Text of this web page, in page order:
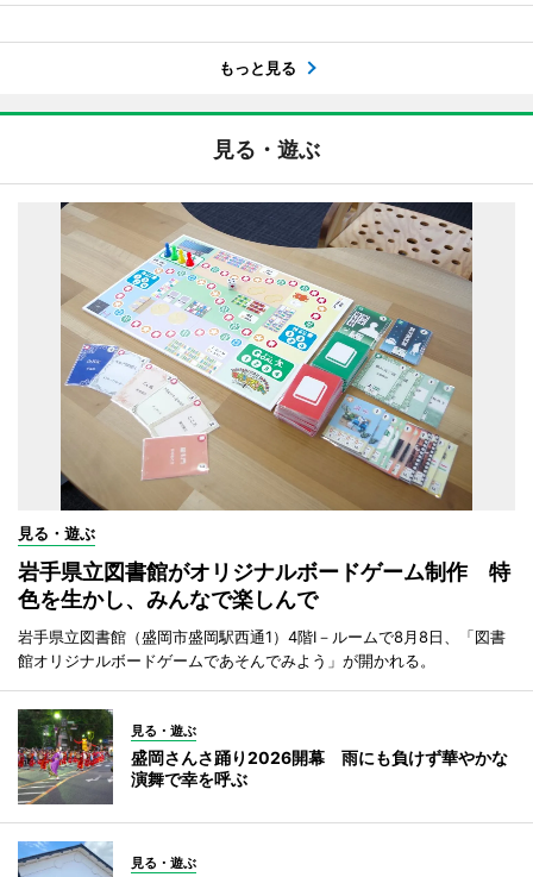
もっと見る
見る・遊ぶ
見る・遊ぶ
岩手県立図書館がオリジナルボードゲーム制作 特
色を生かし、みんなで楽しんで
岩手県立図書館（盛岡市盛岡駅西通1）4階I－ルームで8月8日、「図書
館オリジナルボードゲームであそんでみよう」が開かれる。
見る・遊ぶ
盛岡さんさ踊り2026開幕 雨にも負けず華やかな
演舞で幸を呼ぶ
見る・遊ぶ